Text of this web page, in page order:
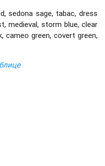
sedona sage, tabac, dress
medieval, storm blue, clear
cameo green, covert green,